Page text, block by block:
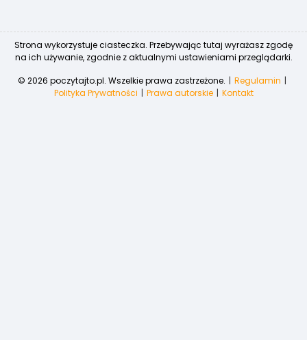
Strona wykorzystuje ciasteczka. Przebywając tutaj wyrażasz zgodę
na ich używanie, zgodnie z aktualnymi ustawieniami przeglądarki.
© 2026 poczytajto.pl. Wszelkie prawa zastrzeżone.
Regulamin
Polityka Prywatności
Prawa autorskie Kontakt